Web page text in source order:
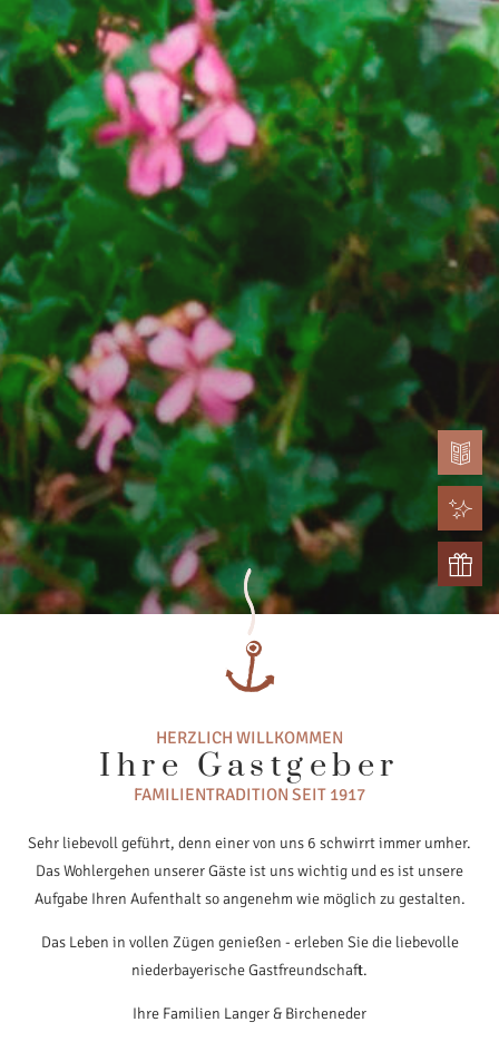
HERZLICH WILLKOMMEN
Ihre Gastgeber
FAMILIENTRADITION SEIT 1917
Sehr liebevoll geführt, denn einer von uns 6 schwirrt immer umher.
Das Wohlergehen unserer Gäste ist uns wichtig und es ist unsere
Aufgabe Ihren Aufenthalt so angenehm wie möglich zu gestalten.
Das Leben in vollen Zügen genießen - erleben Sie die liebevolle
niederbayerische Gastfreundschaft.
Ihre Familien Langer & Bircheneder